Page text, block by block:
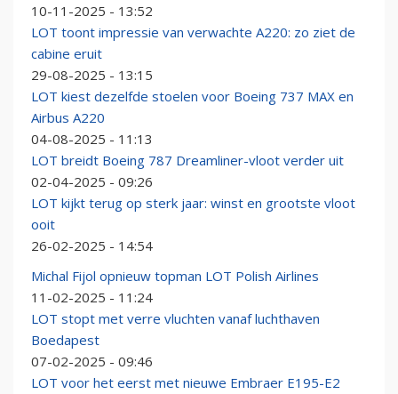
10-11-2025 - 13:52
LOT toont impressie van verwachte A220: zo ziet de
cabine eruit
29-08-2025 - 13:15
LOT kiest dezelfde stoelen voor Boeing 737 MAX en
Airbus A220
04-08-2025 - 11:13
LOT breidt Boeing 787 Dreamliner-vloot verder uit
02-04-2025 - 09:26
LOT kijkt terug op sterk jaar: winst en grootste vloot
ooit
26-02-2025 - 14:54
Michal Fijol opnieuw topman LOT Polish Airlines
11-02-2025 - 11:24
LOT stopt met verre vluchten vanaf luchthaven
Boedapest
07-02-2025 - 09:46
LOT voor het eerst met nieuwe Embraer E195-E2